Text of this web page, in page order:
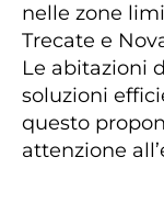
nelle zone
Trecate e
Le abitazioni
soluzioni
questo
attenzione